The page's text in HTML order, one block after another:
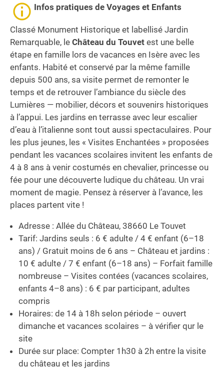
Infos pratiques de Voyages et Enfants
Classé Monument Historique et labellisé Jardin
Remarquable, le Château du Touvet est une belle
étape en famille lors de vacances en Isère avec les
enfants. Habité et conservé par la même famille
depuis 500 ans, sa visite permet de remonter le
temps et de retrouver l’ambiance du siècle des
Lumières — mobilier, décors et souvenirs historiques
à l’appui. Les jardins en terrasse avec leur escalier
d’eau à l’italienne sont tout aussi spectaculaires. Pour
les plus jeunes, les « Visites Enchantées » proposées
pendant les vacances scolaires invitent les enfants de
4 à 8 ans à venir costumés en chevalier, princesse ou
fée pour une découverte ludique du château. Un vrai
moment de magie. Pensez à réserver à l’avance, les
places partent vite !
Adresse : Allée du Château, 38660 Le Touvet
Tarif: Jardins seuls : 6 € adulte / 4 € enfant (6–18
ans) / Gratuit moins de 6 ans – Château et jardins :
10 € adulte / 7 € enfant (6–18 ans) – Forfait famille
nombreuse – Visites contées (vacances scolaires,
enfants 4–8 ans) : 6 € par participant, adultes
compris
Horaires: de 14 à 18h selon période – ouvert
dimanche et vacances scolaires – à vérifier qur le
site
Durée sur place: Compter 1h30 à 2h entre la visite
du château et les jardins